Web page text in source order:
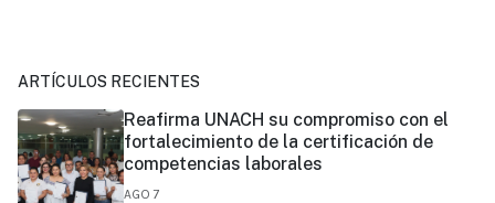
ARTÍCULOS RECIENTES
Reafirma UNACH su compromiso con el
fortalecimiento de la certificación de
competencias laborales
AGO 7